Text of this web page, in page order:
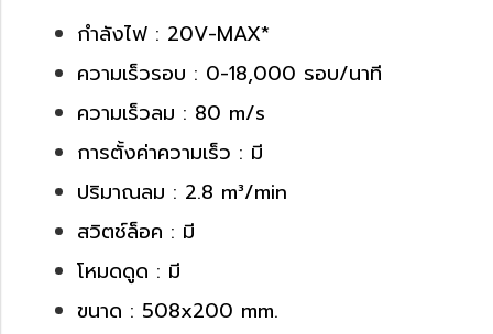
กำลังไฟ : 20V-MAX*
ความเร็วรอบ : 0-18,000 รอบ/นาที
ความเร็วลม : 80 m/s
การตั้งค่าความเร็ว : มี
ปริมาณลม : 2.8 m³/min
สวิตช์ล็อค : มี
โหมดดูด : มี
ขนาด : 508x200 mm.